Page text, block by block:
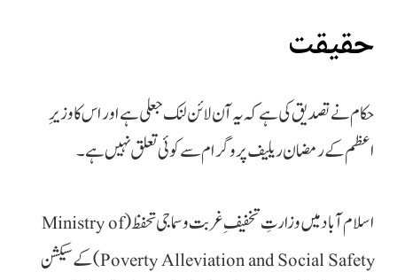
حقیقت
حکام نے تصدیق کی ہے کہ یہ آن لائن لنک جعلی ہے اور اس کا وزیرِ
اعظم کے رمضان ریلیف پروگرام سے کوئی تعلق نہیں ہے۔
اسلام آباد میں وزارتِ تخفیفِ غربت و سماجی تحفظ (Ministry of
Poverty Alleviation and Social Safety) کے سیکشن